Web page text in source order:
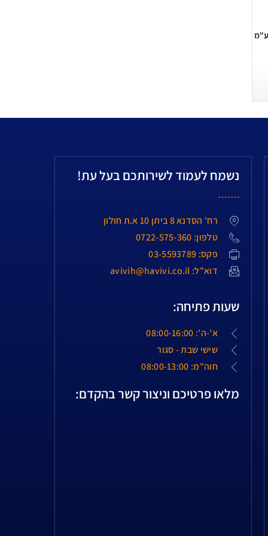
נשמח לעמוד לשירותכם בעל עת!
רח' הסדנא 8 ביתן 10 א.ת חולון
טלפון: 0722-575-360
פקס: 03-5593789
דוא"ל: avivih@havivi.co.il
שעות פתיחה:
א'-ה': 08:00-16:00
שישי שבת - סגור
חוה"מ: 08:00-13:00
מלאו פרטיכם וניצור קשר בהקדם: